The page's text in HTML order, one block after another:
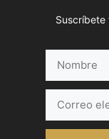
Suscríbete
electrónico